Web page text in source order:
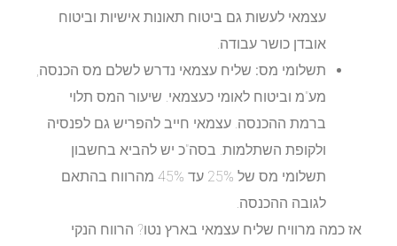
עצמאי לעשות גם ביטוח תאונות אישיות וביטוח
אובדן כושר עבודה.
תשלומי מס:שליח עצמאי נדרש לשלם מס הכנסה,
מע"מ וביטוח לאומי כעצמאי. שיעור המס תלוי
ברמת ההכנסה. עצמאי חייב להפריש גם לפנסיה
ולקופת השתלמות. בסה"כ יש להביא בחשבון
תשלומי מס של 25% עד 45% מהרווח בהתאם
לגובה ההכנסה.
אז כמה מרוויח שליח עצמאי בארץ נטו? הרווח הנקי